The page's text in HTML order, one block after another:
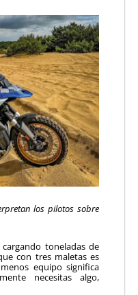
los pilotos sobre
toneladas de
con tres maletas es
equipo significa
necesitas algo,